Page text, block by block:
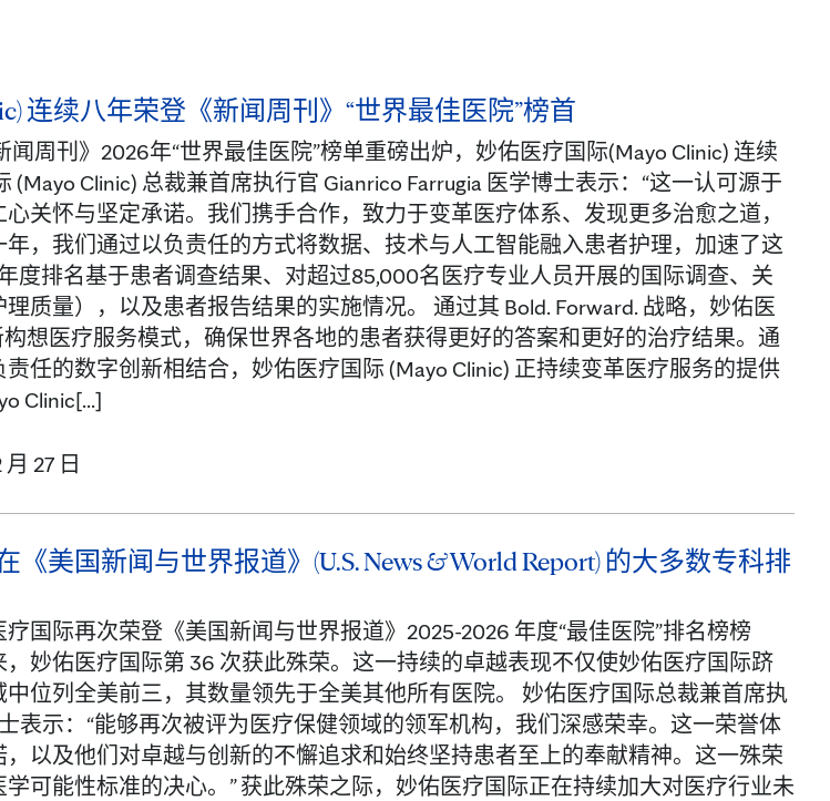
连续八年荣登《新闻周刊》“世界最佳医院”榜首
周刊》2026年“世界最佳医院”榜单重磅出炉，妙佑医疗国际(Mayo Clinic) 连续
Clinic) 总裁兼首席执行官 Gianrico Farrugia 医学博士表示：“这一认可源于
关怀与坚定承诺。我们携手合作，致力于变革医疗体系、发现更多治愈之道，
，我们通过以负责任的方式将数据、技术与人工智能融入患者护理，加速了这
度排名基于患者调查结果、对超过85,000名医疗专业人员开展的国际调查、关
质量），以及患者报告结果的实施情况。 通过其 Bold. Forward. 战略，妙佑医
构想医疗服务模式，确保世界各地的患者获得更好的答案和更好的治疗结果。通
任的数字创新相结合，妙佑医疗国际 (Mayo Clinic) 正持续变革医疗服务的提供
Clinic[...]
27 日
《美国新闻与世界报道》(U.S. News & World Report) 的大多数专科排
国际再次荣登《美国新闻与世界报道》2025-2026 年度“最佳医院”排名榜榜
妙佑医疗国际第 36 次获此殊荣。这一持续的卓越表现不仅使妙佑医疗国际跻
位列全美前三，其数量领先于全美其他所有医院。 妙佑医疗国际总裁兼首席执
表示：“能够再次被评为医疗保健领域的领军机构，我们深感荣幸。这一荣誉体
以及他们对卓越与创新的不懈追求和始终坚持患者至上的奉献精神。这一殊荣
可能性标准的决心。” 获此殊荣之际，妙佑医疗国际正在持续加大对医疗行业未